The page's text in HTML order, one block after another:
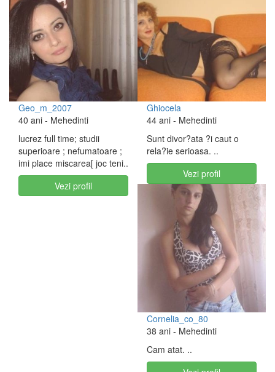
Geo_m_2007
40 ani - Mehedinti
lucrez full time; studii
superioare ; nefumatoare ;
imi place miscarea[ joc teni..
Vezi profil
Ghiocela
44 ani - Mehedinti
Sunt divor?ata ?i caut o
rela?ie serioasa. ..
Vezi profil
Cornelia_co_80
38 ani - Mehedinti
Cam atat. ..